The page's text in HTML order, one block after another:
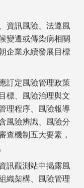
資訊風險、法遵風
變遷或傳染病相關
企業永續發展目標
訂定風險管理政策
標、風險治理與文
理程序、風險報導
風險辨識、風險分
查機制五大要素，
訊觀測站中揭露風
織架構、風險管理